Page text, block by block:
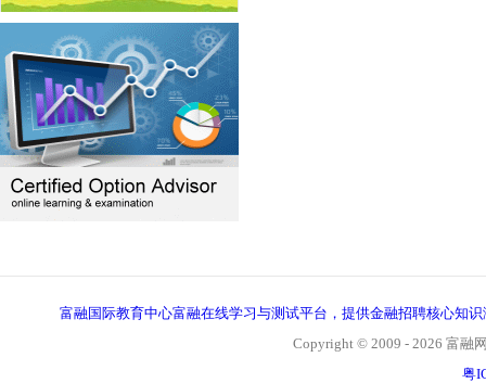
富融国际教育中心富融在线学习与测试平台，提供金融招聘核心知
Copyright © 2009 - 2026 富融
粤